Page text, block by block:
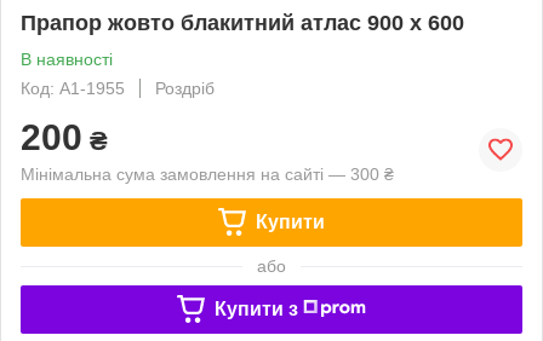
Прапор жовто блакитний атлас 900 х 600
В наявності
Код: А1-1955
Роздріб
200 ₴
Мінімальна сума замовлення на сайті — 300 ₴
Купити
або
Купити з